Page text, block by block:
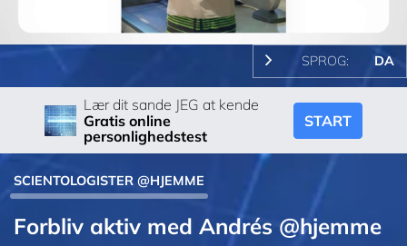
Video
SPROG: DA
Lær dit sande JEG at kende
Gratis online
personlighedstest
START
SCIENTOLOGISTER @HJEMME
Forbliv aktiv med Andrés @hjemme